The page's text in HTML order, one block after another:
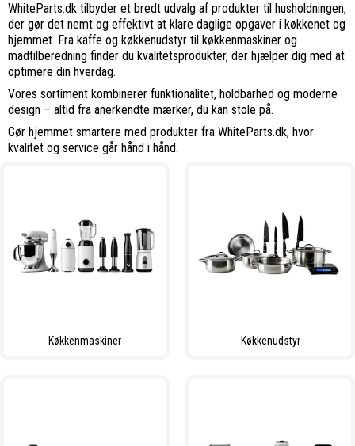
WhiteParts.dk tilbyder et bredt udvalg af produkter til husholdningen,
der gør det nemt og effektivt at klare daglige opgaver i køkkenet og
hjemmet. Fra kaffe og køkkenudstyr til køkkenmaskiner og
madtilberedning finder du kvalitetsprodukter, der hjælper dig med at
optimere din hverdag.
Vores sortiment kombinerer funktionalitet, holdbarhed og moderne
design – altid fra anerkendte mærker, du kan stole på.
Gør hjemmet smartere med produkter fra WhiteParts.dk, hvor
kvalitet og service går hånd i hånd.
Køkkenmaskiner Køkkenudstyr